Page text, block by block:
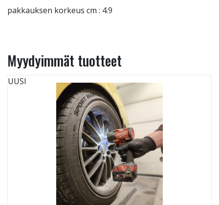
pakkauksen korkeus cm : 4.9
Myydyimmät tuotteet
UUSI